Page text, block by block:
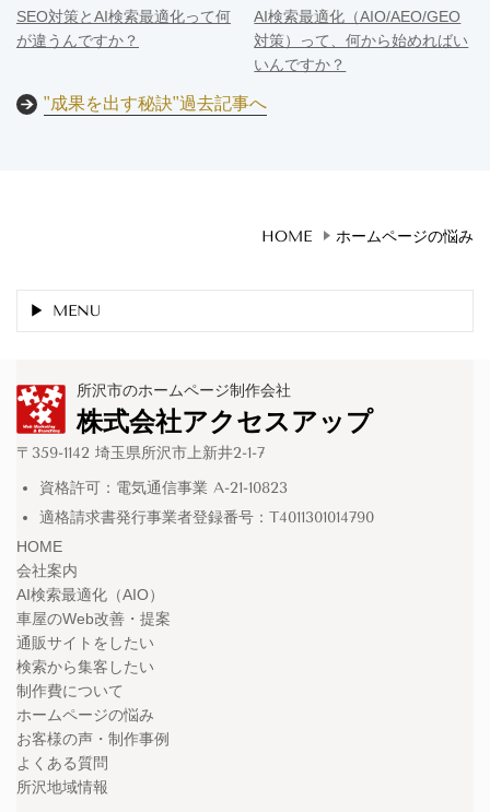
SEO対策とAI検索最適化って何
が違うんですか？
AI検索最適化（AIO/AEO/GEO
対策）って、何から始めればい
いんですか？
"成果を出す秘訣"過去記事へ
HOME ホームページの悩み
MENU
所沢市のホームページ制作会社
株式会社アクセスアップ
〒359-1142 埼玉県所沢市上新井2-1-7
資格許可：電気通信事業 A-21-10823
適格請求書発行事業者登録番号：T4011301014790
HOME
会社案内
AI検索最適化（AIO）
車屋のWeb改善・提案
通販サイトをしたい
検索から集客したい
制作費について
ホームページの悩み
お客様の声・制作事例
よくある質問
所沢地域情報